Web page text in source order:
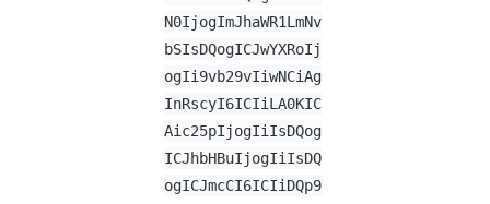
N0IjogImJhaWR1LmNv
bSIsDQogICJwYXRoIj
ogIi9vb29vIiwNCiAg
InRscyI6ICIiLA0KIC
Aic25pIjogIiIsDQog
ICJhbHBuIjogIiIsDQ
ogICJmcCI6ICIiDQp9